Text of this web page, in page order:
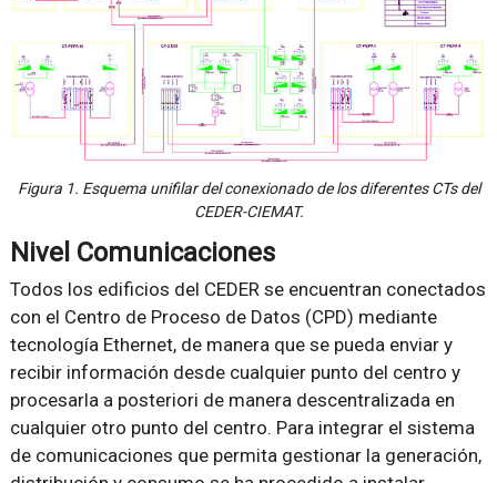
Figura 1. Esquema unifilar del conexionado de los diferentes CTs del
CEDER-CIEMAT.
Nivel Comunicaciones
Todos los edificios del CEDER se encuentran conectados
con el Centro de Proceso de Datos (CPD) mediante
tecnología Ethernet, de manera que se pueda enviar y
recibir información desde cualquier punto del centro y
procesarla a posteriori de manera descentralizada en
cualquier otro punto del centro. Para integrar el sistema
de comunicaciones que permita gestionar la generación,